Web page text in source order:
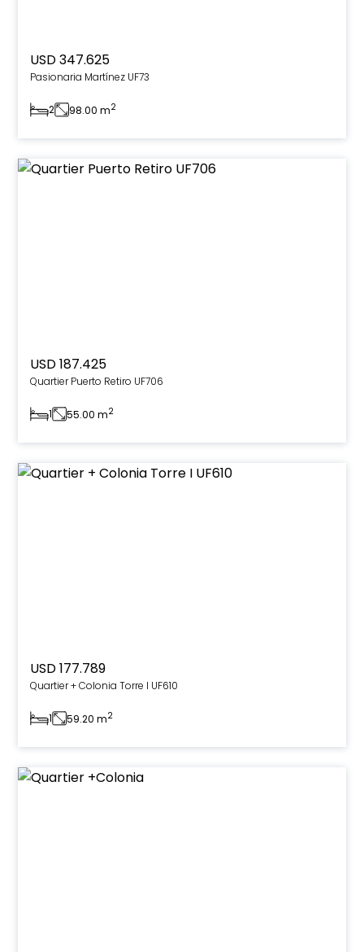
USD 347.625
Pasionaria Martínez UF73
2 98.00 m2
USD 187.425
Quartier Puerto Retiro UF706
1 55.00 m2
USD 177.789
Quartier + Colonia Torre I UF610
1 59.20 m2